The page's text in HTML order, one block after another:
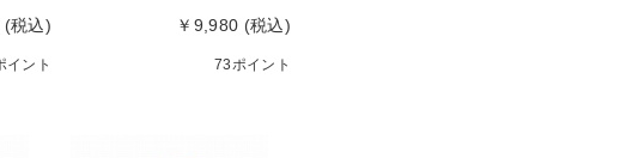
(税込)
イント
￥9,980 (税込)
73ポイント